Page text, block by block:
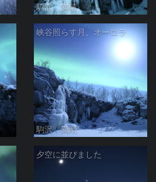
駒沢 満晴
峡谷照らす月、オーロラ
駒沢 満晴
夕空に並びました